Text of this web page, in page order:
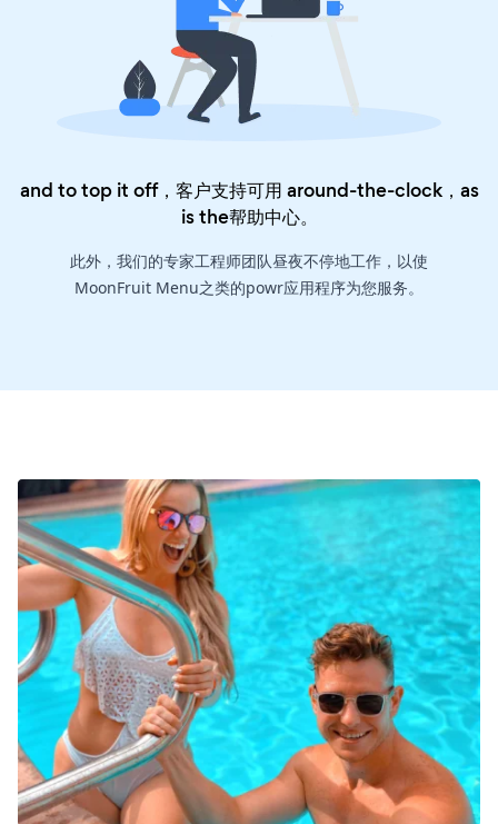
and to top it off，客户支持可用 around-the-clock，as
is the帮助中心。
此外，我们的专家工程师团队昼夜不停地工作，以使
MoonFruit Menu之类的powr应用程序为您服务。